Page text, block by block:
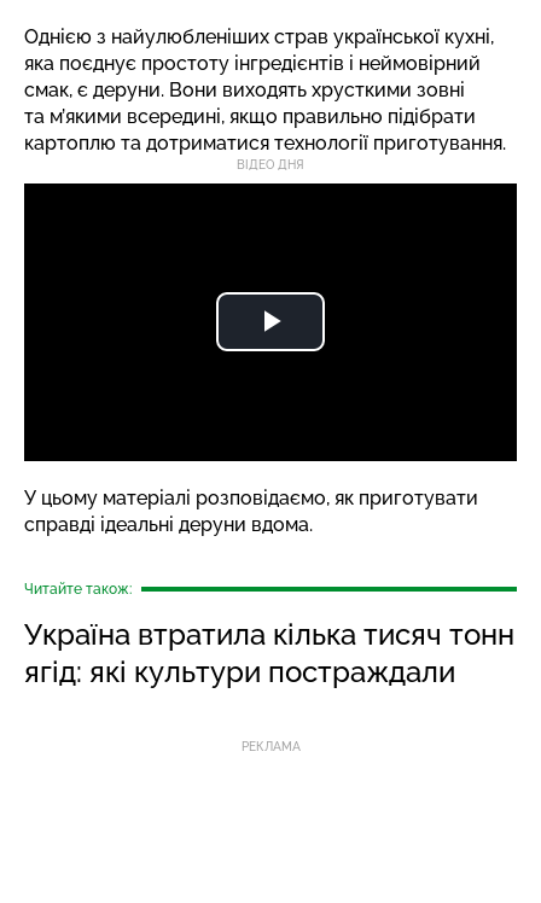
Однією з найулюбленіших страв української кухні,
яка поєднує простоту інгредієнтів і неймовірний
смак, є деруни. Вони виходять хрусткими зовні
та м’якими всередині, якщо правильно підібрати
картоплю та дотриматися технології приготування.
ВІДЕО ДНЯ
У цьому матеріалі розповідаємо, як приготувати
справді ідеальні деруни вдома.
Читайте також:
Україна втратила кілька тисяч тонн
ягід: які культури постраждали
РЕКЛАМА